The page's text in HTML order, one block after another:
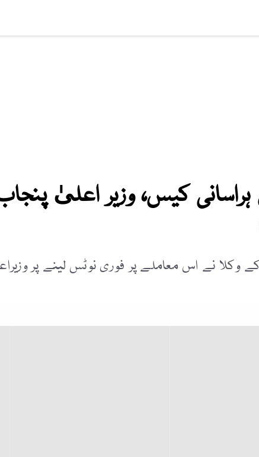
ہراسانی کیس، وزیر اعلیٰ
کے وکلا نے اس معاملے پر فوری نوٹس لینے پر